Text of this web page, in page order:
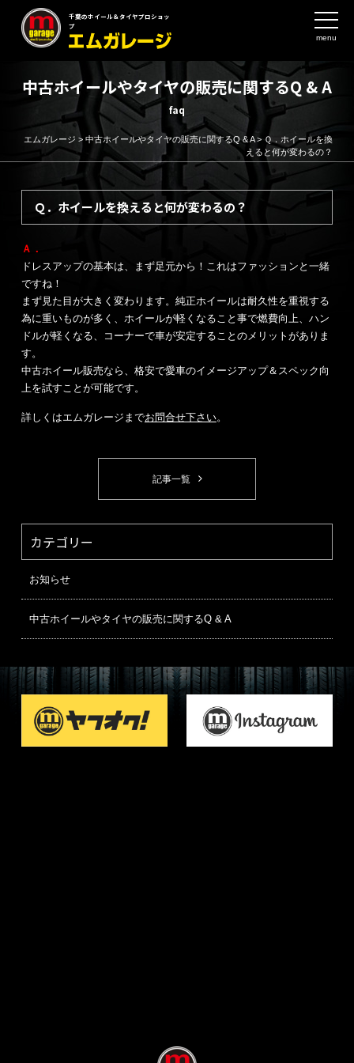
千葉のホイール＆タイヤプロショッ
プ
menu
中古ホイールやタイヤの販売に関するQ & A
faq
エムガレージ >中古ホイールやタイヤの販売に関するQ & A> Ｑ．ホイールを換
えると何が変わるの？
Ｑ．ホイールを換えると何が変わるの？
Ａ．
ドレスアップの基本は、まず足元から！これはファッションと一緒
ですね！
まず見た目が大きく変わります。純正ホイールは耐久性を重視する
為に重いものが多く、ホイールが軽くなること事で燃費向上、ハン
ドルが軽くなる、コーナーで車が安定することのメリットがありま
す。
中古ホイール販売なら、格安で愛車のイメージアップ＆スペック向
上を試すことが可能です。
詳しくはエムガレージまでお問合せ下さい。
記事一覧
カテゴリー
お知らせ
中古ホイールやタイヤの販売に関するQ & A